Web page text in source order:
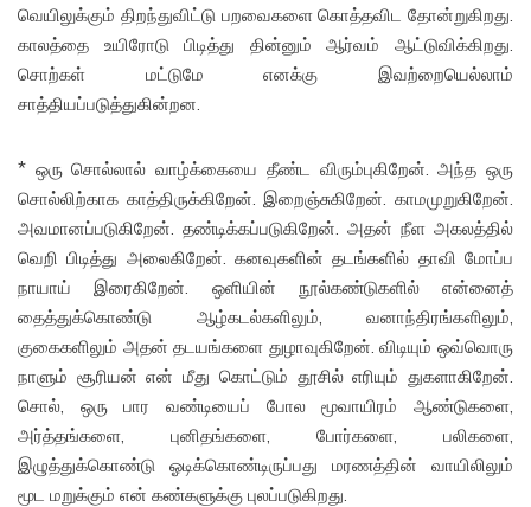
வெயிலுக்கும் திறந்துவிட்டு பறவைகளை கொத்தவிட தோன்றுகிறது.
காலத்தை உயிரோடு பிடித்து தின்னும் ஆர்வம் ஆட்டுவிக்கிறது.
சொற்கள் மட்டுமே எனக்கு இவற்றையெல்லாம்
சாத்தியப்படுத்துகின்றன.
* ஒரு சொல்லால் வாழ்க்கையை தீண்ட விரும்புகிறேன். அந்த ஒரு
சொல்லிற்காக காத்திருக்கிறேன். இறைஞ்சுகிறேன். காமமுறுகிறேன்.
அவமானப்படுகிறேன். தண்டிக்கப்படுகிறேன். அதன் நீள அகலத்தில்
வெறி பிடித்து அலைகிறேன். கனவுகளின் தடங்களில் தாவி மோப்ப
நாயாய் இரைகிறேன். ஒளியின் நூல்கண்டுகளில் என்னைத்
தைத்துக்கொண்டு ஆழ்கடல்களிலும், வனாந்திரங்களிலும்,
குகைகளிலும் அதன் தடயங்களை துழாவுகிறேன். விடியும் ஒவ்வொரு
நாளும் சூரியன் என் மீது கொட்டும் தூசில் எரியும் துகளாகிறேன்.
சொல், ஒரு பார வண்டியைப் போல மூவாயிரம் ஆண்டுகளை,
அர்த்தங்களை, புனிதங்களை, போர்களை, பலிகளை,
இழுத்துக்கொண்டு ஓடிக்கொண்டிருப்பது மரணத்தின் வாயிலிலும்
மூட மறுக்கும் என் கண்களுக்கு புலப்படுகிறது.